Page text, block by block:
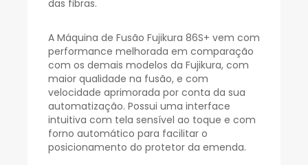
das fibras.
A Máquina de Fusão Fujikura 86S+ vem com
performance melhorada em comparação
com os demais modelos da Fujikura, com
maior qualidade na fusão, e com
velocidade aprimorada por conta da sua
automatização. Possui uma interface
intuitiva com tela sensível ao toque e com
forno automático para facilitar o
posicionamento do protetor da emenda.